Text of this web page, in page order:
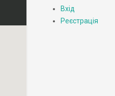
Вхід
Реєстрація